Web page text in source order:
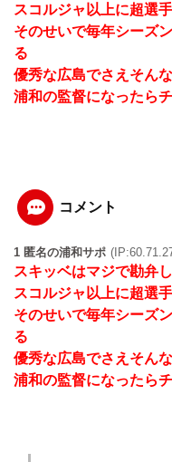
スコルジャ以上に超選
そのせいで毎年シーズ
る
優秀な広島でさえそん
浦和の監督になったら
コメント
1 匿名の浦和サポ
スキッベはマジで勘弁
スコルジャ以上に超選
そのせいで毎年シーズ
る
優秀な広島でさえそん
浦和の監督になったら